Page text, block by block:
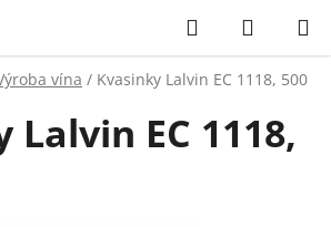
Hľadať
KOŠÍK
vína / Kvasinky Lalvin EC 1118, 500
Lalvin EC 1118,